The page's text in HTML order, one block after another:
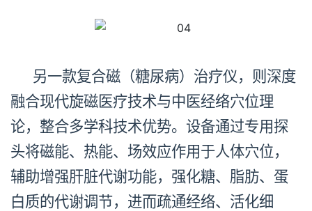
另一款复合磁（糖尿病）治疗仪，则深度
融合现代旋磁医疗技术与中医经络穴位理
论，整合多学科技术优势。设备通过专用探
头将磁能、热能、场效应作用于人体穴位，
辅助增强肝脏代谢功能，强化糖、脂肪、蛋
白质的代谢调节，进而疏通经络、活化细